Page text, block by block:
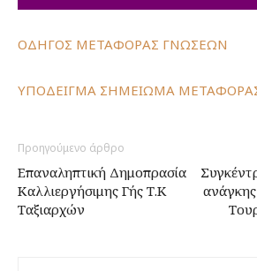
ΟΔΗΓΟΣ ΜΕΤΑΦΟΡΑΣ ΓΝΩΣΕΩΝ
ΥΠΟΔΕΙΓΜΑ ΣΗΜΕΙΩΜΑ
Προηγούμενο άρθρο
Επαναληπτική Δημοπρασία
Καλλιεργήσιμης Γής Τ.Κ
Ταξιαρχών